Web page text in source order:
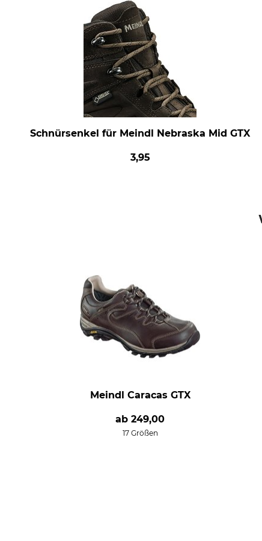
Schnürsenkel für Meindl Nebraska Mid GTX
3,95
Meindl Caracas GTX
ab249,00
17 Größen